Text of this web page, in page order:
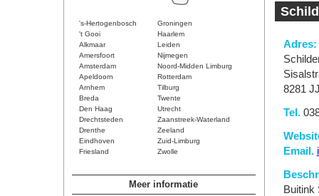
's-Hertogenbosch
Groningen
't Gooi
Haarlem
Alkmaar
Leiden
Amersfoort
Nijmegen
Amsterdam
Noord-Midden Limburg
Apeldoorn
Rotterdam
Arnhem
Tilburg
Breda
Twente
Den Haag
Utrecht
Drechtsteden
Zaanstreek-Waterland
Drenthe
Zeeland
Eindhoven
Zuid-Limburg
Friesland
Zwolle
Meer informatie
Adres:
8281
Tel.
Email.
Buitink